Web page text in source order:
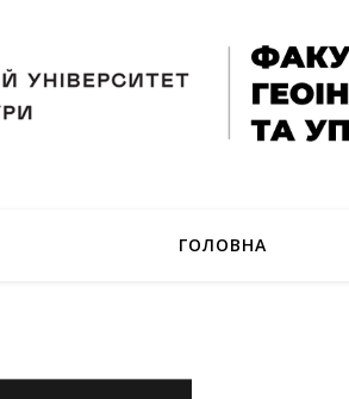
ГОЛОВНА